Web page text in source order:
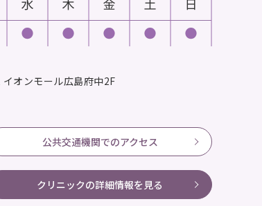
イオンモール広島府中2F
公共交通機関でのアクセス
クリニックの詳細情報を見る